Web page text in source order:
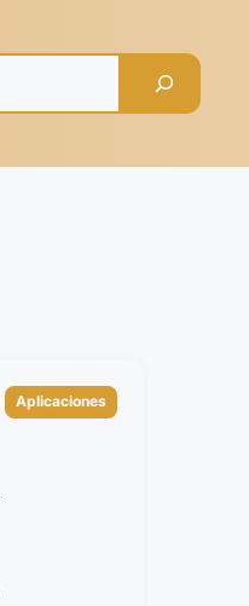
Categorías
Aplicaciones